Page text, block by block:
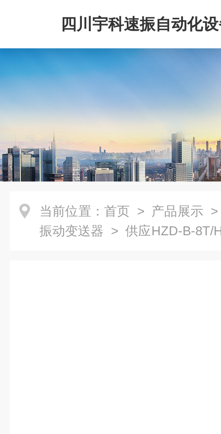
四川宇科速振自动化
公司
当前位置： 首页 > 产品展示
振动变送器 > 供应HZD-B-8T/